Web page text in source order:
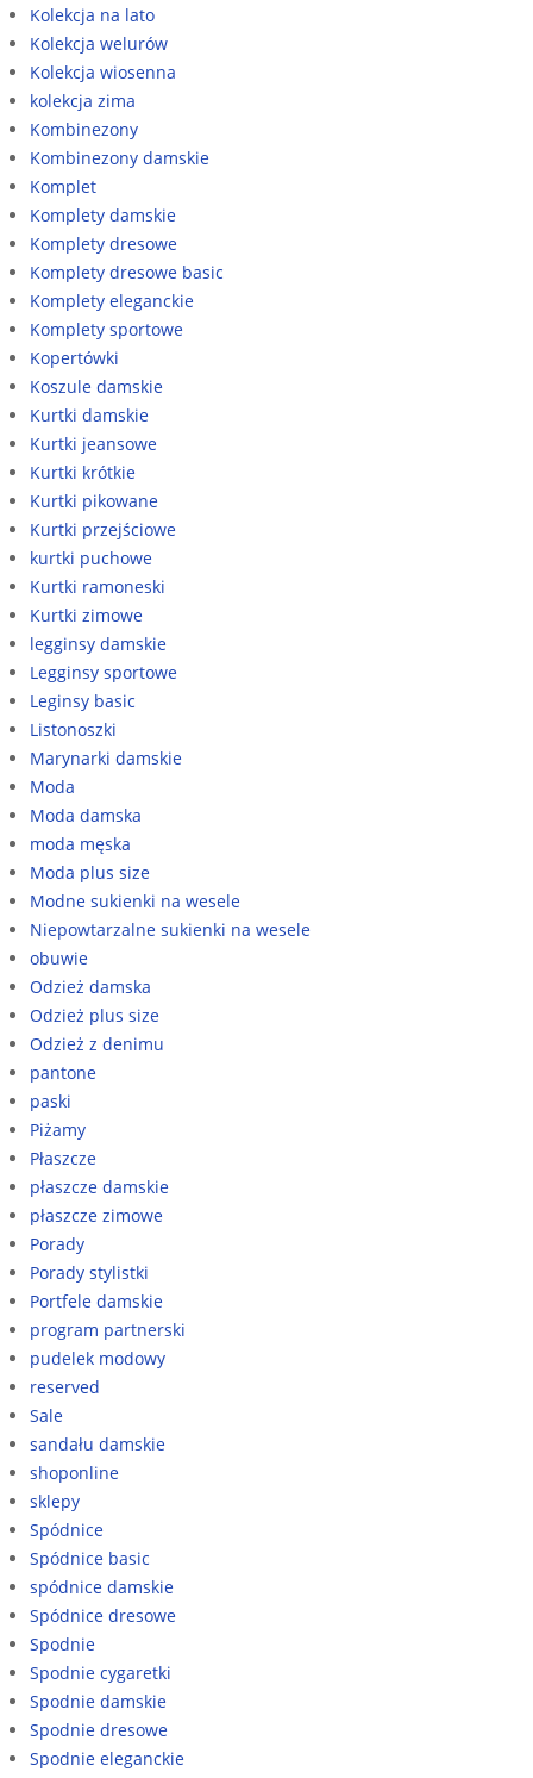
Kolekcja na lato
Kolekcja welurów
Kolekcja wiosenna
kolekcja zima
Kombinezony
Kombinezony damskie
Komplet
Komplety damskie
Komplety dresowe
Komplety dresowe basic
Komplety eleganckie
Komplety sportowe
Kopertówki
Koszule damskie
Kurtki damskie
Kurtki jeansowe
Kurtki krótkie
Kurtki pikowane
Kurtki przejściowe
kurtki puchowe
Kurtki ramoneski
Kurtki zimowe
legginsy damskie
Legginsy sportowe
Leginsy basic
Listonoszki
Marynarki damskie
Moda
Moda damska
moda męska
Moda plus size
Modne sukienki na wesele
Niepowtarzalne sukienki na wesele
obuwie
Odzież damska
Odzież plus size
Odzież z denimu
pantone
paski
Piżamy
Płaszcze
płaszcze damskie
płaszcze zimowe
Porady
Porady stylistki
Portfele damskie
program partnerski
pudelek modowy
reserved
Sale
sandału damskie
shoponline
sklepy
Spódnice
Spódnice basic
spódnice damskie
Spódnice dresowe
Spodnie
Spodnie cygaretki
Spodnie damskie
Spodnie dresowe
Spodnie eleganckie